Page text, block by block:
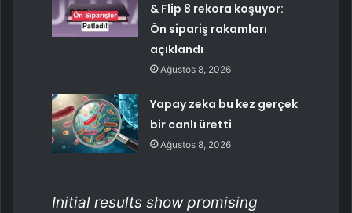
& Flip 8 rekora koşuyor:
Ön sipariş rakamları
açıklandı
Ağustos 8, 2026
Yapay zeka bu kez gerçek
bir canlı üretti
Ağustos 8, 2026
Initial results show promising